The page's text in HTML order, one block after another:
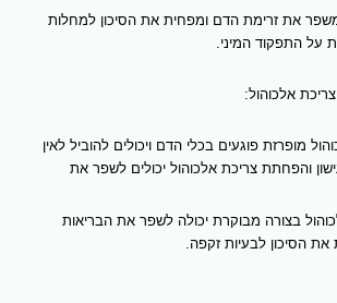
את זרימת הדם ומפחית את הסיכון למחלות
על התפקוד המיני.
אלכוהול:
מופרזת פוגעים בכלי הדם ויכולים להוביל לאין
והפחתת צריכת אלכוהול יכולים לשפר את
בצורה מבוקרת יכולה לשפר את הבריאות
את הסיכון לבעיות זקפה.